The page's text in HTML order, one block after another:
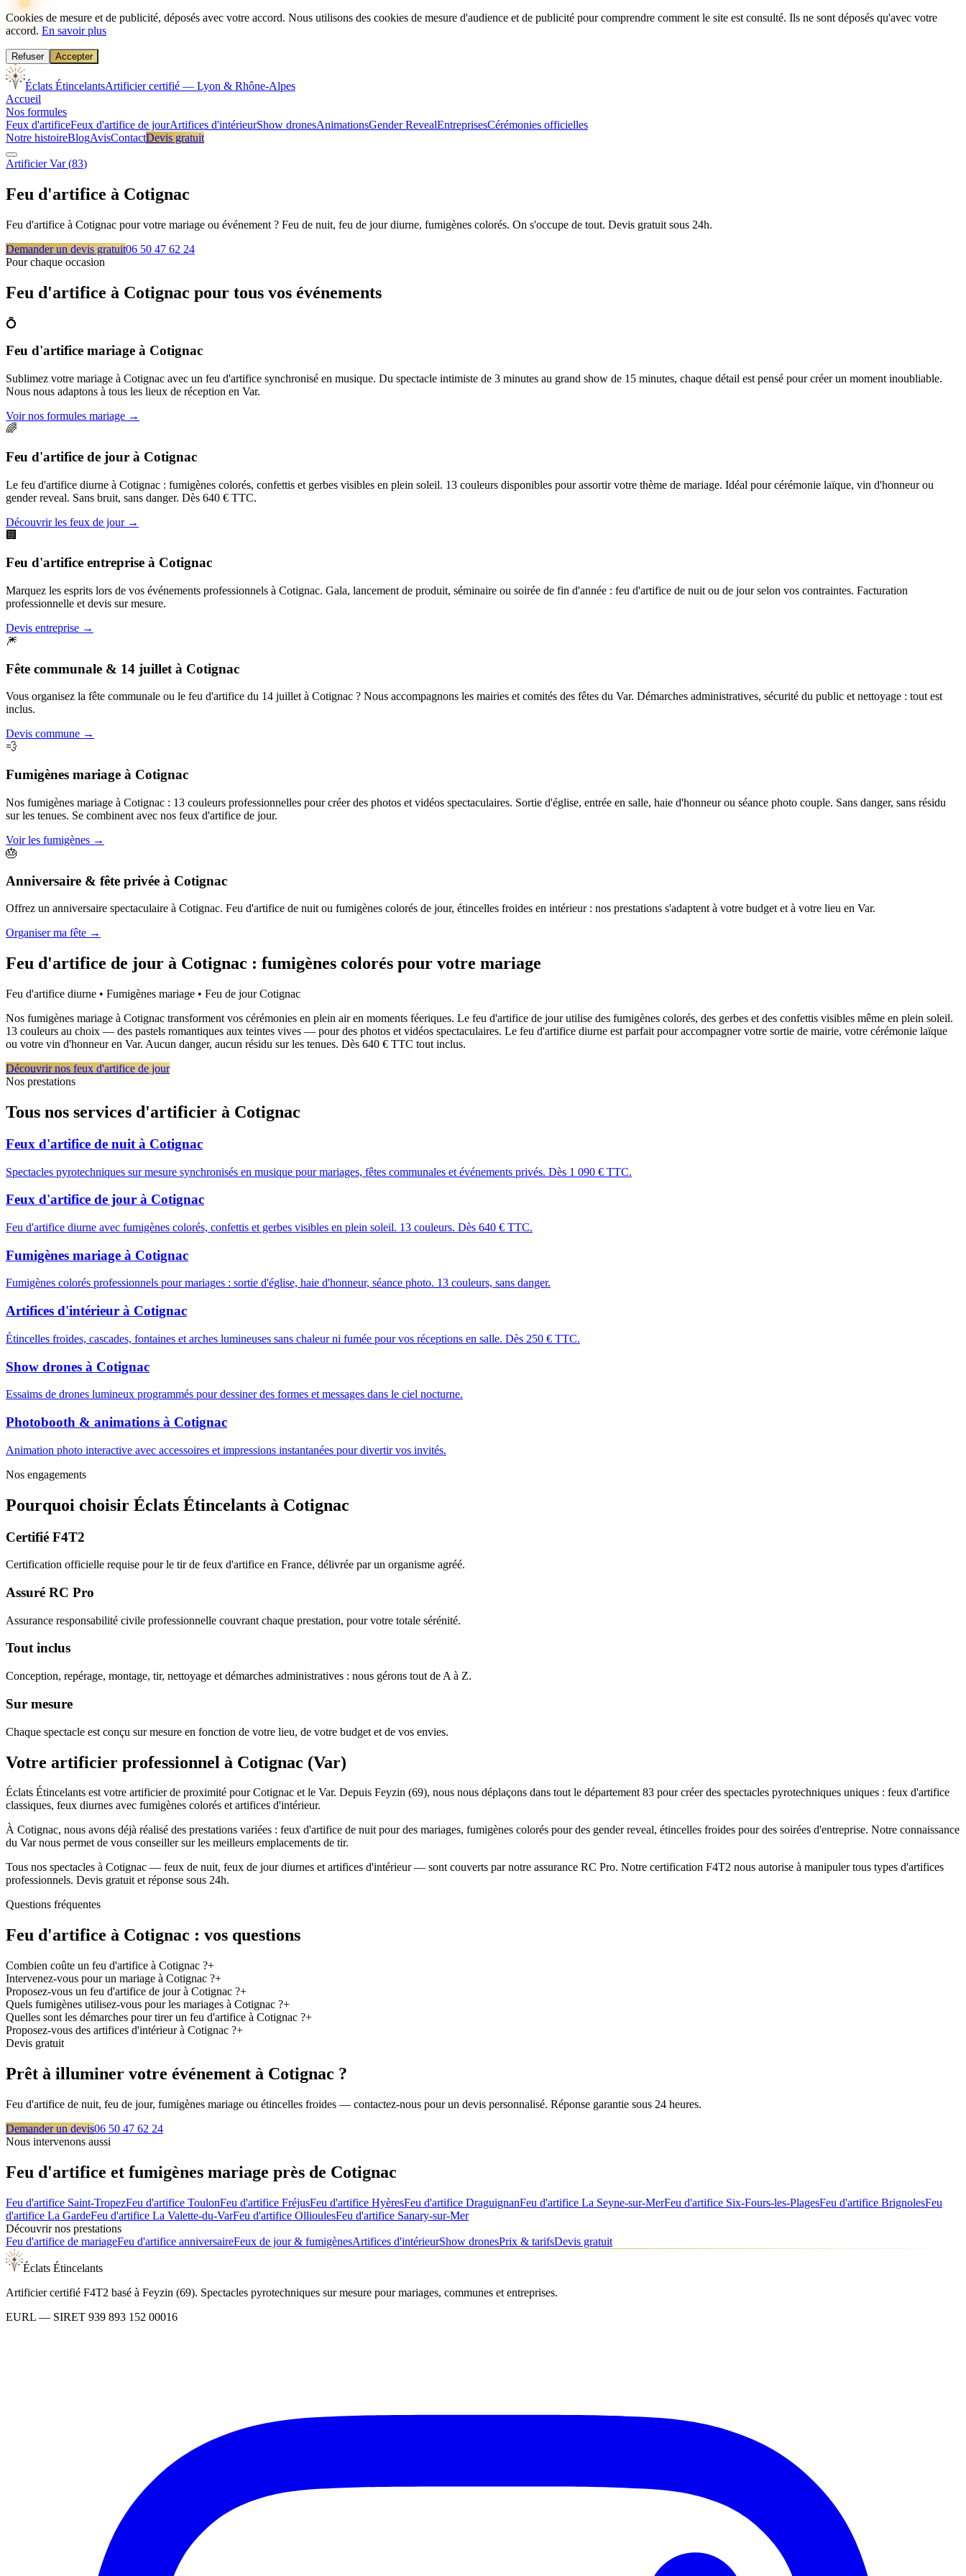
Cookies de mesure et de publicité, déposés avec votre accord. Nous utilisons des cookies de mesure d'audience et de publicité pour comprendre comment le site est consulté. Ils ne sont déposés qu'avec votre
accord. En savoir plus
Refuser Accepter
Éclats ÉtincelantsArtificier certifié — Lyon & Rhône-Alpes
Accueil
Nos formules
Feux d'artificeFeux d'artifice de jourArtifices d'intérieurShow dronesAnimationsGender RevealEntreprisesCérémonies officielles
Notre histoireBlogAvisContactDevis gratuit
ArtificierVar(83)
Feu d'artifice à Cotignac
Feu d'artifice à Cotignac pour votre mariage ou événement ? Feu de nuit, feu de jour diurne, fumigènes colorés. On s'occupe de tout. Devis gratuit sous 24h.
Demander un devis gratuit06 50 47 62 24
Pour chaque occasion
Feu d'artifice à Cotignac pour tous vos événements
💍
Feu d'artifice mariage à Cotignac
Sublimez votre mariage à Cotignac avec un feu d'artifice synchronisé en musique. Du spectacle intimiste de 3 minutes au grand show de 15 minutes, chaque détail est pensé pour créer un moment inoubliable.
Nous nous adaptons à tous les lieux de réception en Var.
Voir nos formules mariage →
🌈
Feu d'artifice de jour à Cotignac
Le feu d'artifice diurne à Cotignac : fumigènes colorés, confettis et gerbes visibles en plein soleil. 13 couleurs disponibles pour assortir votre thème de mariage. Idéal pour cérémonie laïque, vin d'honneur ou
gender reveal. Sans bruit, sans danger. Dès 640 € TTC.
Découvrir les feux de jour→
🏢
Feu d'artifice entreprise à Cotignac
Marquez les esprits lors de vos événements professionnels à Cotignac. Gala, lancement de produit, séminaire ou soirée de fin d'année : feu d'artifice de nuit ou de jour selon vos contraintes. Facturation
professionnelle et devis sur mesure.
Devis entreprise →
🎆
Fête communale & 14 juillet à Cotignac
Vous organisez la fête communale ou le feu d'artifice du 14 juillet à Cotignac ? Nous accompagnons les mairies et comités des fêtes du Var. Démarches administratives, sécurité du public et nettoyage : tout est
inclus.
Devis commune →
💨
Fumigènes mariage à Cotignac
Nos fumigènes mariage à Cotignac : 13 couleurs professionnelles pour créer des photos et vidéos spectaculaires. Sortie d'église, entrée en salle, haie d'honneur ou séance photo couple. Sans danger, sans résidu
sur les tenues. Se combinent avec nos feux d'artifice de jour.
Voir les fumigènes →
🎂
Anniversaire & fête privée à Cotignac
Offrez un anniversaire spectaculaire à Cotignac. Feu d'artifice de nuit ou fumigènes colorés de jour, étincelles froides en intérieur : nos prestations s'adaptent à votre budget et à votre lieu en Var.
Organiser ma fête →
Feu d'artifice de jour à Cotignac : fumigènes colorés pour votre mariage
Feu d'artifice diurne • Fumigènes mariage • Feu de jourCotignac
Nos fumigènes mariage à Cotignac transforment vos cérémonies en plein air en moments féeriques. Le feu d'artifice de jour utilise des fumigènes colorés, des gerbes et des confettis visibles même en plein soleil.
13 couleurs au choix — des pastels romantiques aux teintes vives — pour des photos et vidéos spectaculaires. Le feu d'artifice diurne est parfait pour accompagner votre sortie de mairie, votre cérémonie laïque
ou votre vin d'honneur en Var. Aucun danger, aucun résidu sur les tenues. Dès 640 € TTC tout inclus.
Découvrir nos feux d'artifice de jour
Nos prestations
Tous nos services d'artificier à Cotignac
Feux d'artifice de nuit à Cotignac
Spectacles pyrotechniques sur mesure synchronisés en musique pour mariages, fêtes communales et événements privés. Dès 1 090 € TTC.
Feux d'artifice de jour à Cotignac
Feu d'artifice diurne avec fumigènes colorés, confettis et gerbes visibles en plein soleil. 13 couleurs. Dès 640 € TTC.
Fumigènes mariage à Cotignac
Fumigènes colorés professionnels pour mariages : sortie d'église, haie d'honneur, séance photo. 13 couleurs, sans danger.
Artifices d'intérieur à Cotignac
Étincelles froides, cascades, fontaines et arches lumineuses sans chaleur ni fumée pour vos réceptions en salle. Dès 250 € TTC.
Show drones à Cotignac
Essaims de drones lumineux programmés pour dessiner des formes et messages dans le ciel nocturne.
Photobooth & animations à Cotignac
Animation photo interactive avec accessoires et impressions instantanées pour divertir vos invités.
Nos engagements
Pourquoi choisir Éclats Étincelants à Cotignac
Certifié F4T2
Certification officielle requise pour le tir de feux d'artifice en France, délivrée par un organisme agréé.
Assuré RC Pro
Assurance responsabilité civile professionnelle couvrant chaque prestation, pour votre totale sérénité.
Tout inclus
Conception, repérage, montage, tir, nettoyage et démarches administratives : nous gérons tout de A à Z.
Sur mesure
Chaque spectacle est conçu sur mesure en fonction de votre lieu, de votre budget et de vos envies.
Votre artificier professionnel à Cotignac (Var)
Éclats Étincelants est votre artificier de proximité pour Cotignac et le Var. Depuis Feyzin (69), nous nous déplaçons dans tout le département 83 pour créer des spectacles pyrotechniques uniques : feux d'artifice
classiques, feux diurnes avec fumigènes colorés et artifices d'intérieur.
À Cotignac, nous avons déjà réalisé des prestations variées : feux d'artifice de nuit pour des mariages, fumigènes colorés pour des gender reveal, étincelles froides pour des soirées d'entreprise. Notre connaissance
du Var nous permet de vous conseiller sur les meilleurs emplacements de tir.
Tous nos spectacles à Cotignac — feux de nuit, feux de jour diurnes et artifices d'intérieur — sont couverts par notre assurance RC Pro. Notre certification F4T2 nous autorise à manipuler tous types d'artifices
professionnels. Devis gratuit et réponse sous 24h.
Questions fréquentes
Feu d'artifice à Cotignac : vos questions
Combien coûte un feu d'artifice à Cotignac ?+
Intervenez-vous pour un mariage à Cotignac ?+
Proposez-vous un feu d'artifice de jour à Cotignac ?+
Quels fumigènes utilisez-vous pour les mariages à Cotignac ?+
Quelles sont les démarches pour tirer un feu d'artifice à Cotignac ?+
Proposez-vous des artifices d'intérieur à Cotignac ?+
Devis gratuit
Prêt à illuminer votre événement à Cotignac ?
Feu d'artifice de nuit, feu de jour, fumigènes mariage ou étincelles froides — contactez-nous pour un devis personnalisé. Réponse garantie sous 24 heures.
Demander un devis06 50 47 62 24
Nous intervenons aussi
Feu d'artifice et fumigènes mariage près de Cotignac
Feu d'artifice Saint-TropezFeu d'artifice ToulonFeu d'artifice FréjusFeu d'artifice HyèresFeu d'artifice DraguignanFeu d'artifice La Seyne-sur-MerFeu d'artifice Six-Fours-les-PlagesFeu d'artifice BrignolesFeu
d'artifice La GardeFeu d'artifice La Valette-du-VarFeu d'artifice OllioulesFeu d'artifice Sanary-sur-Mer
Découvrir nos prestations
Feu d'artifice de mariageFeu d'artifice anniversaireFeux de jour & fumigènesArtifices d'intérieurShow dronesPrix & tarifsDevis gratuit
Éclats Étincelants
Artificier certifié F4T2 basé à Feyzin (69). Spectacles pyrotechniques sur mesure pour mariages, communes et entreprises.
EURL — SIRET 939 893 152 00016